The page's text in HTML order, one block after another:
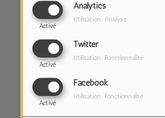
Analytics
Activé
Utilisation: Analyse
Twitter
Activé
Utilisation: Fonctionnalité
Facebook
Activé
Utilisation: Fonctionnalité